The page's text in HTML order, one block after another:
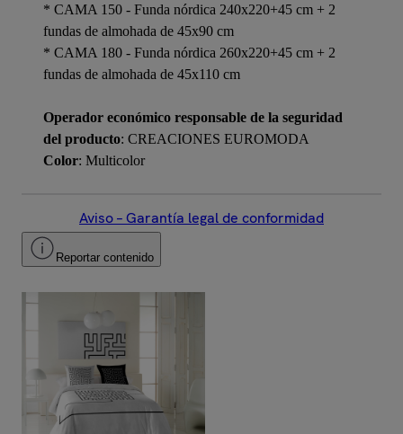
* CAMA 150 - Funda nórdica 240x220+45 cm + 2
fundas de almohada de 45x90 cm
* CAMA 180 - Funda nórdica 260x220+45 cm + 2
fundas de almohada de 45x110 cm
Operador económico responsable de la seguridad
del producto: CREACIONES EUROMODA
Color: Multicolor
Aviso – Garantía legal de conformidad
Reportar contenido